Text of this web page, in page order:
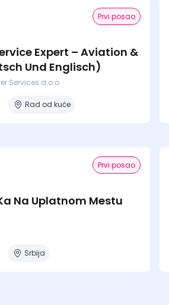
Prvi posao
Expert – Aviation &
Und Englisch)
Services d.o.o.
Rad od kuće
Prvi posao
Na Uplatnom Mestu
Srbija